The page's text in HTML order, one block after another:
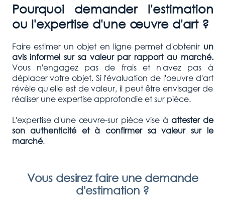
Pourquoi demander l'estimation
ou l'expertise d'une œuvre d'art ?
Faire estimer un objet en ligne permet d'obtenir un
avis informel sur sa valeur par rapport au marché.
Vous n'engagez pas de frais et n'avez pas à
déplacer votre objet. Si l'évaluation de l'oeuvre d'art
révèle qu'elle est de valeur, il peut être envisager de
réaliser une expertise approfondie et sur pièce.
L'expertise d'une œuvre-sur pièce vise à attester de
son authenticité et à confirmer sa valeur sur le
marché.
Vous desirez faire une demande
d'estimation ?